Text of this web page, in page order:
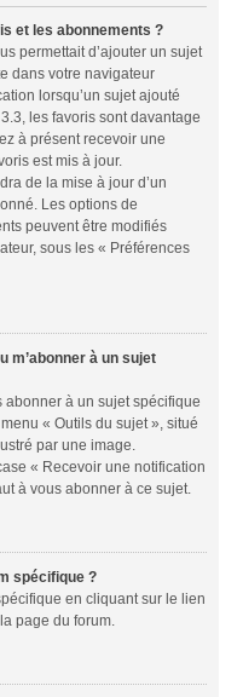
et les abonnements ?
permettait d’ajouter un sujet
dans votre navigateur
lorsqu’un sujet ajouté
les favoris sont davantage
à présent recevoir une
est mis à jour.
de la mise à jour d’un
Les options de
peuvent être modifiés
sous les « Préférences
m’abonner à un sujet
abonner à un sujet spécifique
« Outils du sujet », situé
par une image.
« Recevoir une notification
à vous abonner à ce sujet.
spécifique ?
en cliquant sur le lien
page du forum.